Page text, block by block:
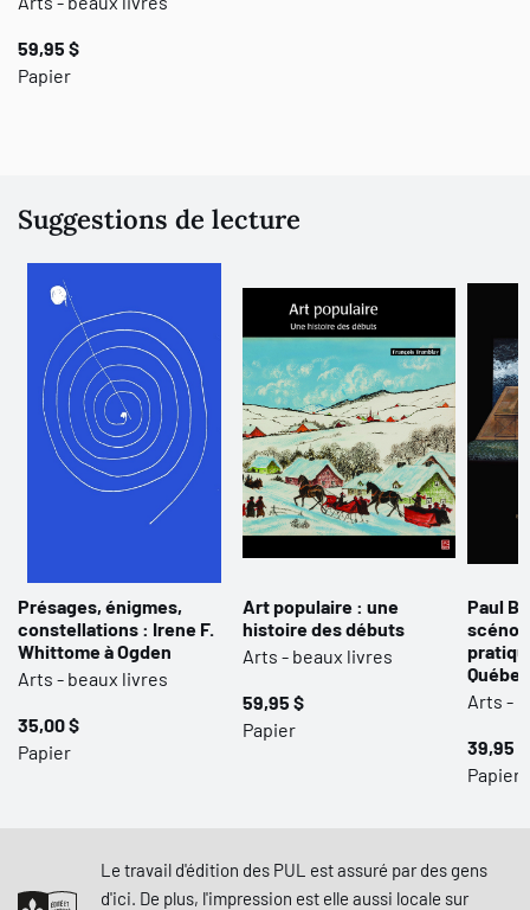
59,95 $
Papier
Suggestions de lecture
Présages, énigmes,
constellations : Irene F.
Whittome à Ogden
Arts - beaux livres
35,00 $
Papier
Art populaire : une
histoire des débuts
Arts - beaux livres
59,95 $
Papier
Paul
Arts -
39,95 $
Papier
Le travail d'édition des PUL est assuré par des gens
d'ici. De plus, l'impression est elle aussi locale sur